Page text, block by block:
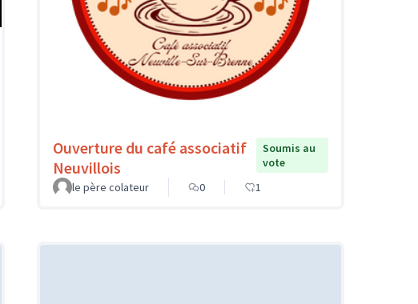
Ouverture du café associatif
Neuvillois
Soumis au
vote
le père colateur
0 1